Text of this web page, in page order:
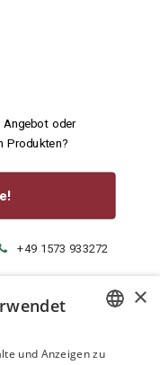
Angebot oder
Produkten?
+49 1573 933272
×
und Anzeigen zu